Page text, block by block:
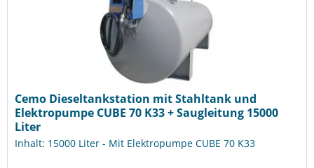
Cemo Dieseltankstation mit Stahltank und
Elektropumpe CUBE 70 K33 + Saugleitung 15000
Liter
Inhalt: 15000 Liter - Mit Elektropumpe CUBE 70 K33